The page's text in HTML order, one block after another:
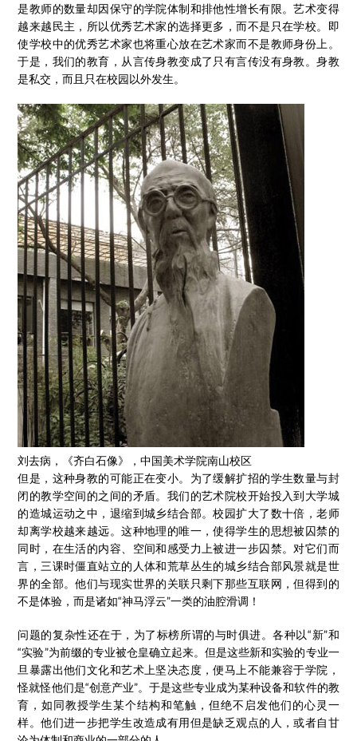
是教师的数量却因保守的学院体制和排他性增长有限。艺术变得
越来越民主，所以优秀艺术家的选择更多，而不是只在学校。即
使学校中的优秀艺术家也将重心放在艺术家而不是教师身份上。
于是，我们的教育，从言传身教变成了只有言传没有身教。身教
是私交，而且只在校园以外发生。
刘去病，《齐白石像》，中国美术学院南山校区
但是，这种身教的可能正在变小。为了缓解扩招的学生数量与封
闭的教学空间的之间的矛盾。我们的艺术院校开始投入到大学城
的造城运动之中，退缩到城乡结合部。校园扩大了数十倍，老师
却离学校越来越远。这种地理的唯一，使得学生的思想被囚禁的
同时，在生活的内容、空间和感受力上被进一步囚禁。对它们而
言，三课时僵直站立的人体和荒草丛生的城乡结合部风景就是世
界的全部。他们与现实世界的关联只剩下那些互联网，但得到的
不是体验，而是诸如“神马浮云”一类的油腔滑调！
问题的复杂性还在于，为了标榜所谓的与时俱进。各种以“新”和
“实验”为前缀的专业被仓皇确立起来。但是这些新和实验的专业一
旦暴露出他们文化和艺术上坚决态度，便马上不能兼容于学院，
怪就怪他们是“创意产业”。于是这些专业成为某种设备和软件的教
育，如同教授学生某个结构和笔触，但绝不启发他们的心灵一
样。他们进一步把学生改造成有用但是缺乏观点的人，或者自甘